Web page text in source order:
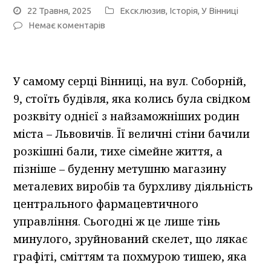
22 Травня, 2025 Ексклюзив, Історія,У Вінниці
Немає коментарів
У самому серці Вінниці, на вул. Соборній,
9, стоїть будівля, яка колись була свідком
розквіту однієї з найзаможніших родин
міста – Львовичів. Її величні стіни бачили
розкішні бали, тихе сімейне життя, а
пізніше – буденну метушню магазину
металевих виробів та бурхливу діяльність
центрального фармацевтичного
управління. Сьогодні ж це лише тінь
минулого, зруйнований скелет, що лякає
графіті, сміттям та похмурою тишею, яка